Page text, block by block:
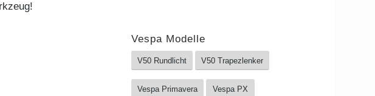
Vespa Modelle
V50 Rundlicht V50 Trapezlenker
Vespa Primavera Vespa PX